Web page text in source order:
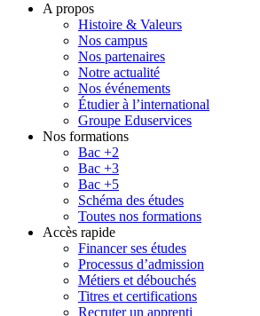
A propos
Histoire & Valeurs
Nos campus
Nos partenaires
Notre actualité
Nos événements
Étudier à l’international
Groupe Eduservices
Nos formations
Bac +2
Bac +3
Bac +5
Schéma des études
Toutes nos formations
Accès rapide
Financer ses études
Processus d’admission
Métiers et débouchés
Titres et certifications
Recruter un apprenti